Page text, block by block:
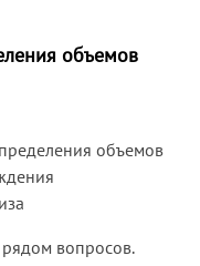
по
и
населения, в
объемов
объемов
рядом вопросов.